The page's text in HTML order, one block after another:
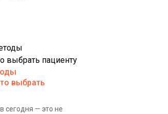
выбрать
сегодня — это не